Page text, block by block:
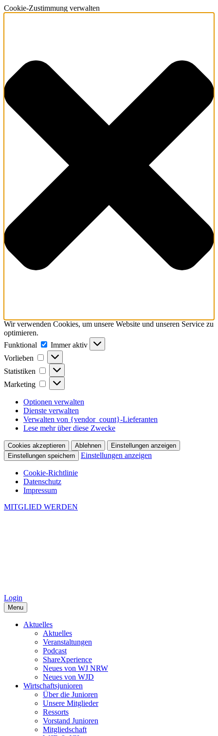
Cookie-Zustimmung verwalten
Wir verwenden Cookies, um unsere Website und unseren Service zu
optimieren.
Funktional
Funktional
Immer aktiv
Vorlieben
Vorlieben
Statistiken Statistiken
Marketing Marketing
Optionen verwalten
Dienste verwalten
Verwalten von {vendor_count}-Lieferanten
Lese mehr über diese Zwecke
Cookies akzeptieren Ablehnen
Einstellungen anzeigen
Einstellungen speichern
Einstellungen anzeigen
Cookie-Richtlinie
Datenschutz
Impressum
MITGLIED WERDEN
Login
Menu
Aktuelles
Aktuelles
Veranstaltungen
Podcast
ShareXperience
Neues von WJ NRW
Neues von WJD
Wirtschaftsjunioren
Über die Junioren
Unsere Mitglieder
Ressorts
Vorstand Junioren
Mitgliedschaft